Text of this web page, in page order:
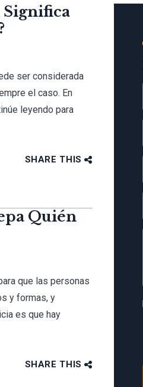
Significa
ser considerada
el caso. En
leyendo para
SHARE THIS
Quién
que las personas
y formas, y
es que hay
SHARE THIS